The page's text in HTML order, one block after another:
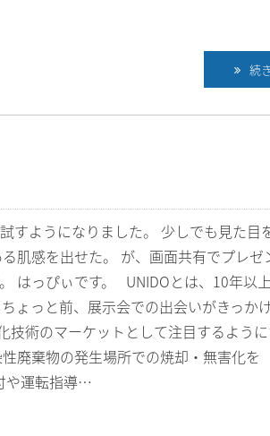
続
すようになりました。 少しでも見た目
肌感を出せた。 が、画面共有でプレゼ
はっぴぃです。 UNIDOとは、10年以
ょっと前、展示会での出会いがきっか
技術のマーケットとして注目するよう
廃棄物の発生場所での焼却・無害化を
や運転指導…